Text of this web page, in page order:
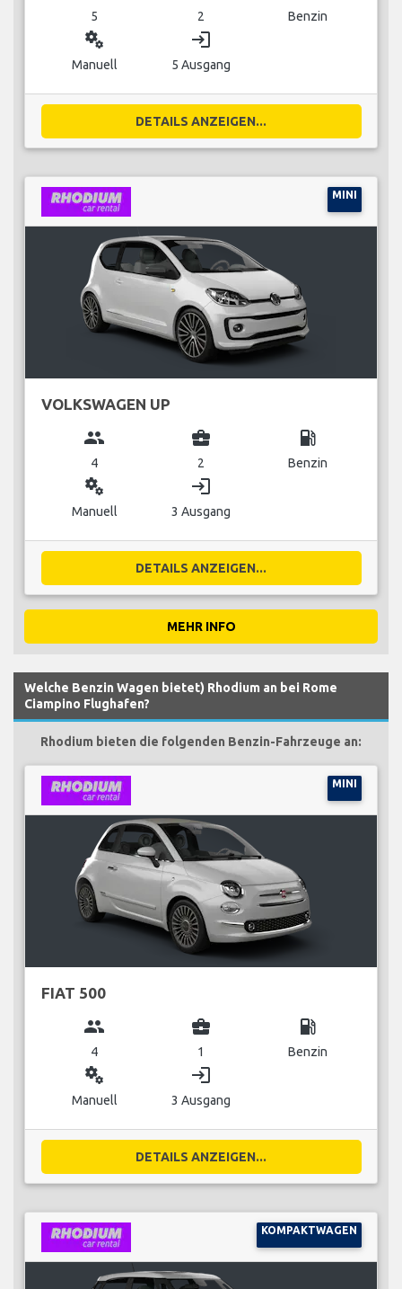
5 2 Benzin
miscellaneous_services
Manuell
login
5 Ausgang
DETAILS ANZEIGEN...
MINI
VOLKSWAGEN UP
group
4
business_center
2
local_gas_station
Benzin
miscellaneous_services
Manuell
login
3 Ausgang
DETAILS ANZEIGEN...
MEHR INFO
Welche Benzin Wagen bietet) Rhodium an bei Rome
Ciampino Flughafen?
Rhodium bieten die folgenden Benzin-Fahrzeuge an:
MINI
FIAT 500
group
4
business_center
1
local_gas_station
Benzin
miscellaneous_services
Manuell
login
3 Ausgang
DETAILS ANZEIGEN...
KOMPAKTWAGEN